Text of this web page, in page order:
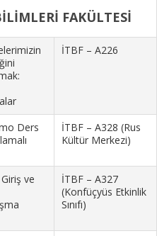
FAKÜLTESİ
İTBF – A226
Ders
İTBF – A328 (Rus
Kültür Merkezi)
ve
İTBF – A327
(Konfüçyüs Etkinlik
Sınıfı)